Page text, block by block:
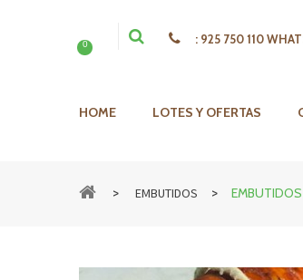
0 : 925 750 110
HOME LOTES Y OFERTAS
> EMBUTIDOS >